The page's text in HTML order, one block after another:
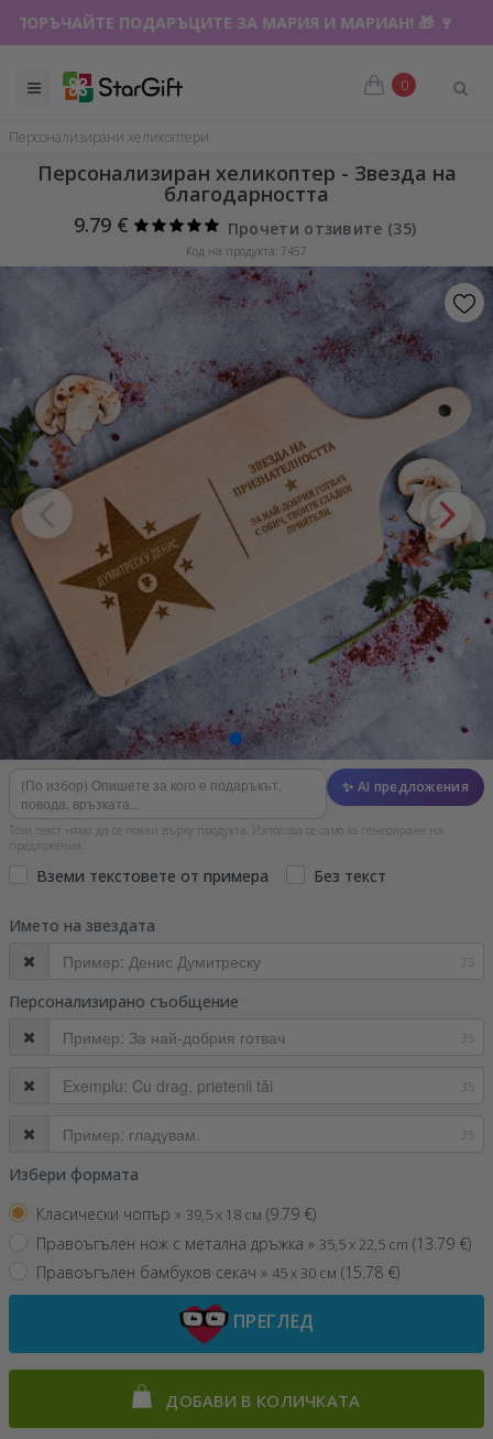
ПОРЪЧАЙТЕ ПОДАРЪЦИТЕ ЗА МАРИЯ И МАРИАН! 🎁 🍷
0
Персонализирани хеликоптери
Персонализиран хеликоптер - Звезда на
благодарността
9.79 €
Прочети отзивите (35)
Код на продукта: 7457
✨ AI предложения
Този текст няма да се появи върху продукта. Използва се само за генериране на
предложения.
Вземи текстовете от примера Без текст
Името на звездата
25
Персонализирано съобщение
35
35
35
Избери формата
Класически чопър » 39,5 x 18 см (9.79 €)
Правоъгълен нож с метална дръжка » 35,5 x 22,5 cm (13.79 €)
Правоъгълен бамбуков секач » 45 x 30 см (15.78 €)
ПРЕГЛЕД
ДОБАВИ В КОЛИЧКАТА